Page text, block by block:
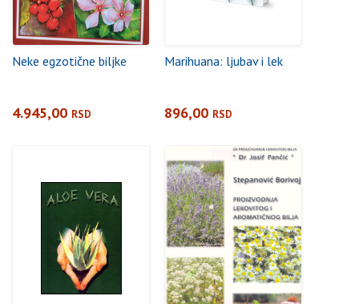
Neke egzotične biljke
4.945,00 RSD
Marihuana: ljubav i lek
896,00 RSD